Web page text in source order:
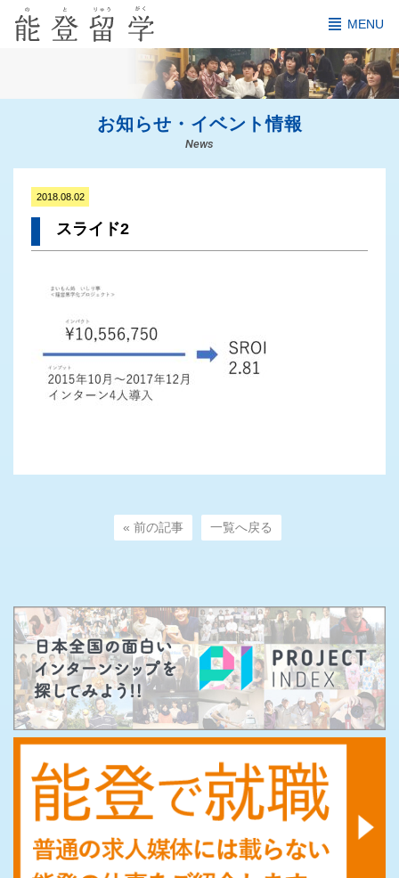
MENU
お知らせ・イベント情報
News
2018.08.02
スライド2
« 前の記事 一覧へ戻る